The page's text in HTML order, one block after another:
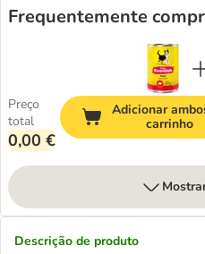
Frequentemente
Preço
total
0,00 €
Adicionar
carrinho
Descrição de produto